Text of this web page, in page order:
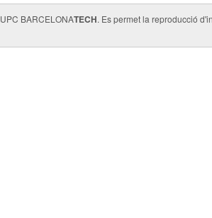
UPC BARCELONATECH. Es permet la reproducció